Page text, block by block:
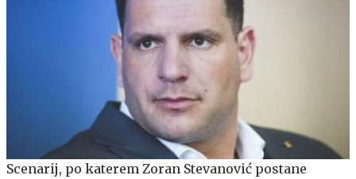
Scenarij, po katerem Zoran Stevanović postane